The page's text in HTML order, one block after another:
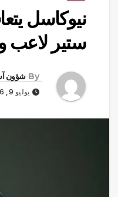
نيوكاسل
ستير
By شؤون
يوليو 9, 2026